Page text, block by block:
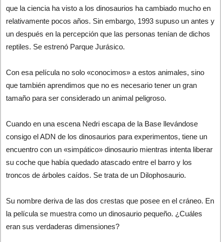
que la ciencia ha visto a los dinosaurios ha cambiado mucho en
relativamente pocos años. Sin embargo, 1993 supuso un antes y
un después en la percepción que las personas tenían de dichos
reptiles. Se estrenó Parque Jurásico.
Con esa película no solo «conocimos» a estos animales, sino
que también aprendimos que no es necesario tener un gran
tamaño para ser considerado un animal peligroso.
Cuando en una escena Nedri escapa de la Base llevándose
consigo el ADN de los dinosaurios para experimentos, tiene un
encuentro con un «simpático» dinosaurio mientras intenta liberar
su coche que había quedado atascado entre el barro y los
troncos de árboles caídos. Se trata de un Dilophosaurio.
Su nombre deriva de las dos crestas que posee en el cráneo. En
la película se muestra como un dinosaurio pequeño. ¿Cuáles
eran sus verdaderas dimensiones?